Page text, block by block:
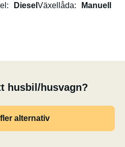
Diesel Växellåda
Manuell
husbil/husvagn?
alternativ